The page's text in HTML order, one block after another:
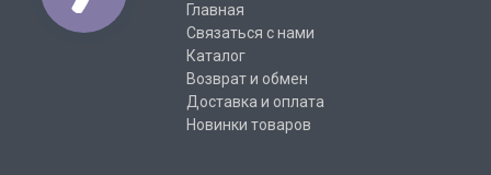
Главная
Связаться с нами
Каталог
Возврат и обмен
Доставка и оплата
Новинки товаров